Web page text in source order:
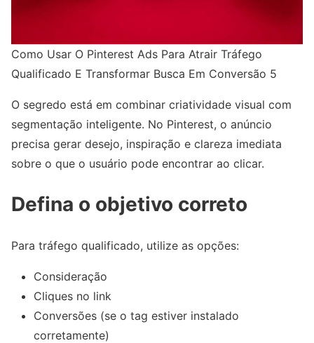
Como Usar O Pinterest Ads Para Atrair Tráfego
Qualificado E Transformar Busca Em Conversão 5
O segredo está em combinar criatividade visual com
segmentação inteligente. No Pinterest, o anúncio
precisa gerar desejo, inspiração e clareza imediata
sobre o que o usuário pode encontrar ao clicar.
Defina o objetivo correto
Para tráfego qualificado, utilize as opções:
Consideração
Cliques no link
Conversões (se o tag estiver instalado
corretamente)